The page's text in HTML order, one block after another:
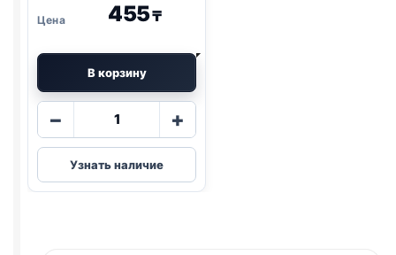
455₸
В корзину
−
Количество
Blitz
(Д/
ШЕРСТИ,
+
Узнать наличие